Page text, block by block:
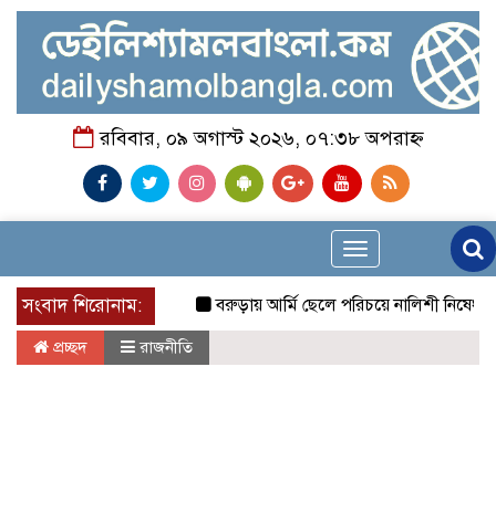
রবিবার, ০৯ অগাস্ট ২০২৬, ০৭:৩৮ অপরাহ্ন
Toggle
navigation
সংবাদ শিরোনাম:
বরুড়ায় আর্মি ছেলে পরিচয়ে নালিশী নিষেধাজ্ঞা
প্রচ্ছদ রাজনীতি